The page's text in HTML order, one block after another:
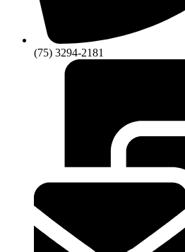
(75) 3294-2181